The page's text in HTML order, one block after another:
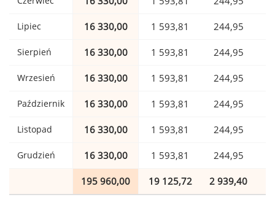
Lipiec 16 330,00 1 593,81 244,95
Sierpień 16 330,00 1 593,81 244,95
Wrzesień 16 330,00 1 593,81 244,95
Październik 16 330,00 1 593,81 244,95
Listopad 16 330,00 1 593,81 244,95
Grudzień 16 330,00 1 593,81 244,95
195 960,00 19 125,72 2 939,40